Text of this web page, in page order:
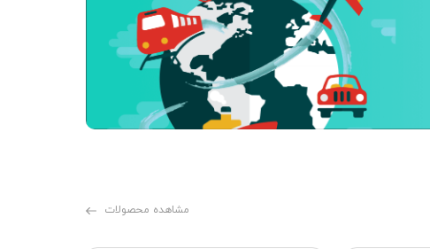
مشاهده محصولات